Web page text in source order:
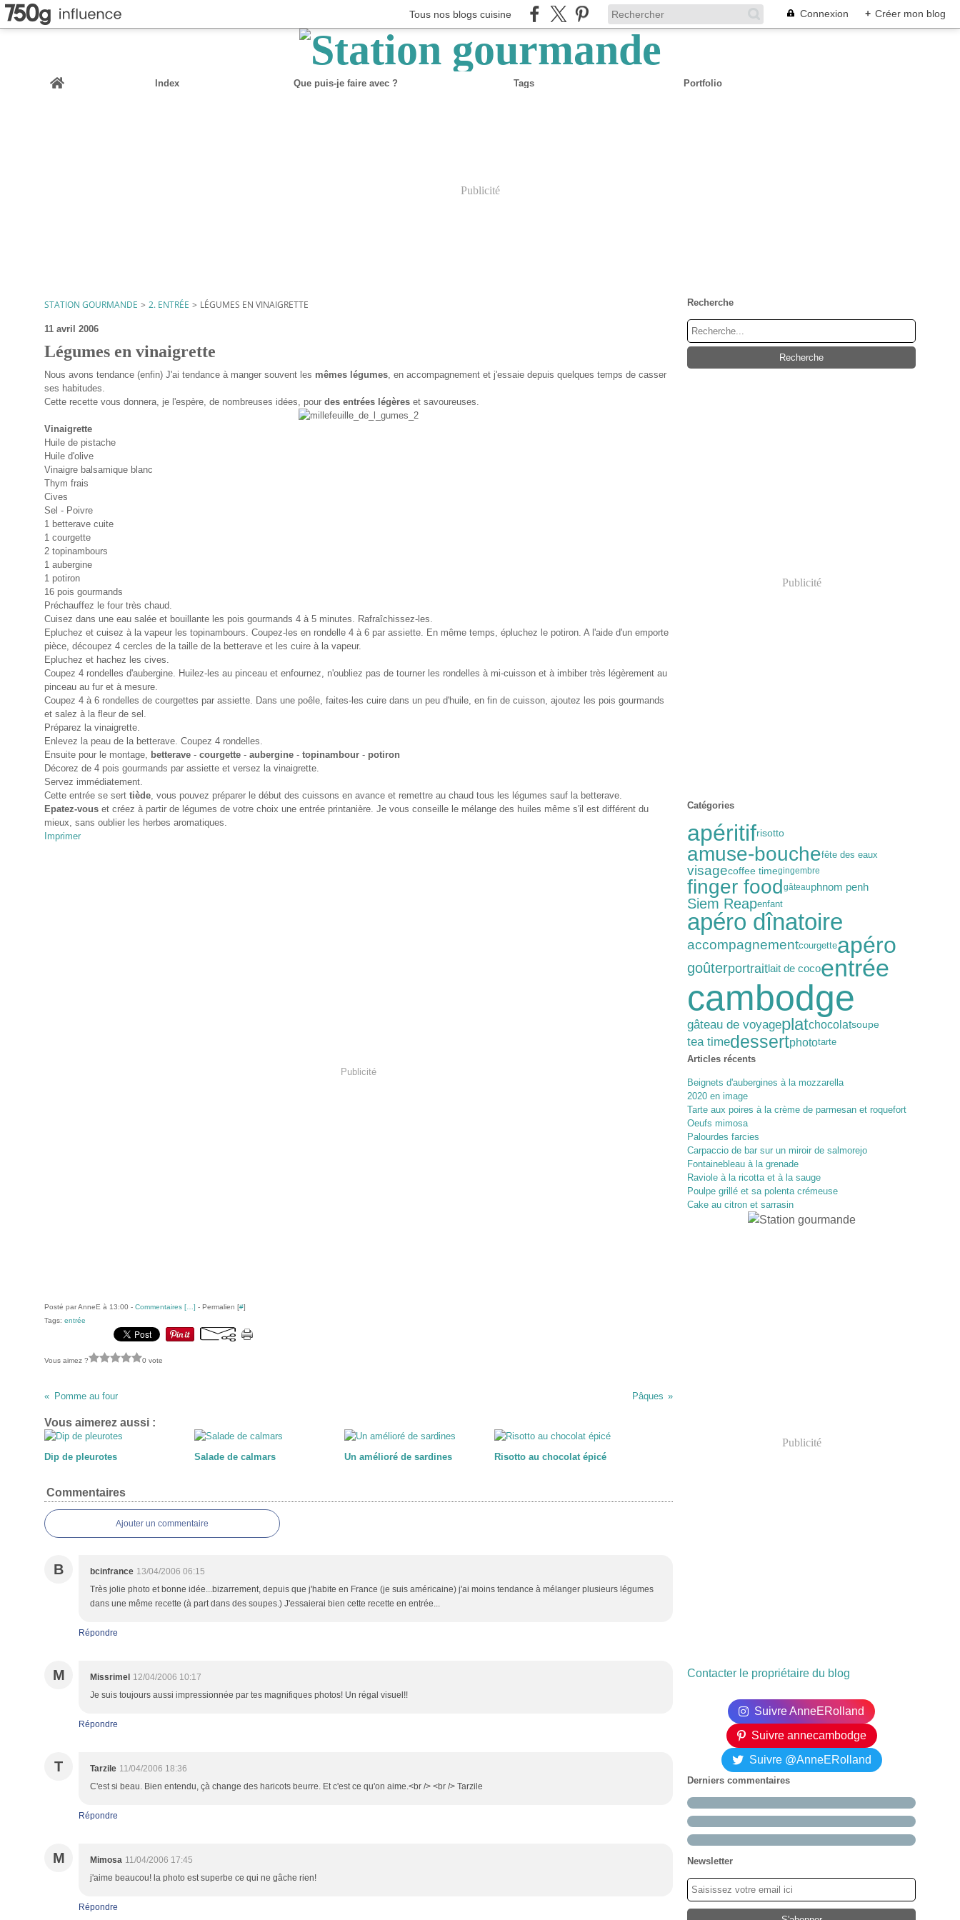
Tous nos blogs cuisine Connexion + Créer mon blog
Home
Index Que puis-je faire avec ? Tags Portfolio
Publicité
STATION GOURMANDE > 2. ENTRÉE > LÉGUMES EN VINAIGRETTE
11 avril 2006
Légumes en vinaigrette
Nous avons tendance (enfin) J'ai tendance à manger souvent les mêmes légumes, en accompagnement et j'essaie depuis quelques temps de casser
ses habitudes.
Cette recette vous donnera, je l'espère, de nombreuses idées, pour des entrées légères et savoureuses.
Vinaigrette
Huile de pistache
Huile d'olive
Vinaigre balsamique blanc
Thym frais
Cives
Sel - Poivre
1 betterave cuite
1 courgette
2 topinambours
1 aubergine
1 potiron
16 pois gourmands
Préchauffez le four très chaud.
Cuisez dans une eau salée et bouillante les pois gourmands 4 à 5 minutes. Rafraîchissez-les.
Epluchez et cuisez à la vapeur les topinambours. Coupez-les en rondelle 4 à 6 par assiette. En même temps, épluchez le potiron. A l'aide d'un emporte
pièce, découpez 4 cercles de la taille de la betterave et les cuire à la vapeur.
Epluchez et hachez les cives.
Coupez 4 rondelles d'aubergine. Huilez-les au pinceau et enfournez, n'oubliez pas de tourner les rondelles à mi-cuisson et à imbiber très légèrement au
pinceau au fur et à mesure.
Coupez 4 à 6 rondelles de courgettes par assiette. Dans une poêle, faites-les cuire dans un peu d'huile, en fin de cuisson, ajoutez les pois gourmands
et salez à la fleur de sel.
Préparez la vinaigrette.
Enlevez la peau de la betterave. Coupez 4 rondelles.
Ensuite pour le montage, betterave - courgette - aubergine - topinambour - potiron
Décorez de 4 pois gourmands par assiette et versez la vinaigrette.
Servez immédiatement.
Cette entrée se sert tiède, vous pouvez préparer le début des cuissons en avance et remettre au chaud tous les légumes sauf la betterave.
Epatez-vous et créez à partir de légumes de votre choix une entrée printanière. Je vous conseille le mélange des huiles même s'il est différent du
mieux, sans oublier les herbes aromatiques.
Imprimer
Publicité
Posté par AnneE à 13:00 - Commentaires [ ] - Permalien [#]
Tags: entrée
Vous aimez ? 0 vote
Pomme au four Pâques
Vous aimerez aussi :
Dip de pleurotes Salade de calmars Un amélioré de sardines Risotto au chocolat épicé
Commentaires
Ajouter un commentaire
B bcinfrance 13/04/2006 06:15
Très jolie photo et bonne idée...bizarrement, depuis que j'habite en France (je suis américaine) j'ai moins tendance à mélanger plusieurs légumes
dans une même recette (à part dans des soupes.) J'essaierai bien cette recette en entrée...
Répondre
M Missrimel 12/04/2006 10:17
Je suis toujours aussi impressionnée par tes magnifiques photos! Un régal visuel!!
Répondre
T Tarzile 11/04/2006 18:36
C'est si beau. Bien entendu, çà change des haricots beurre. Et c'est ce qu'on aime.<br /> <br /> Tarzile
Répondre
M Mimosa 11/04/2006 17:45
j'aime beaucou! la photo est superbe ce qui ne gâche rien!
Répondre
Recherche
Publicité
Catégories
apéritifrisotto
amuse-bouchefête des eaux
visagecoffee timegingembre
finger foodgâteauphnom penh
Siem Reapenfant
apéro dînatoire
accompagnementcourgetteapéro
goûterportraitlait de cocoentrée
cambodge
gâteau de voyageplatchocolatsoupe
tea timedessertphototarte
Articles récents
Beignets d'aubergines à la mozzarella
2020 en image
Tarte aux poires à la crème de parmesan et roquefort
Oeufs mimosa
Palourdes farcies
Carpaccio de bar sur un miroir de salmorejo
Fontainebleau à la grenade
Raviole à la ricotta et à la sauge
Poulpe grillé et sa polenta crémeuse
Cake au citron et sarrasin
Publicité
Contacter le propriétaire du blog
Suivre AnneERolland
Suivre annecambodge
Suivre @AnneERolland
Derniers commentaires
Newsletter